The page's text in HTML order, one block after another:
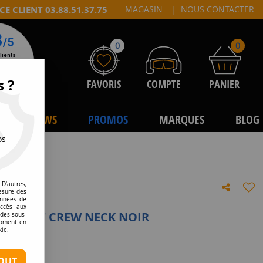
CLIENT 03.88.51.37.75 MAGASIN | NOUS CONTACTER
0
FAVORIS COMPTE
0
PANIER
NEWS PROMOS MARQUES BLOG
SHIRT CREW NECK NOIR
avis !
?
des
de
aux
sous-
en